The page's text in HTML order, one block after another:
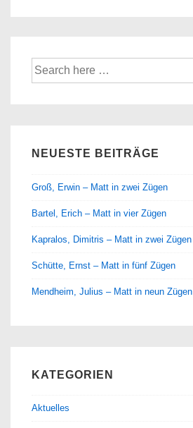
Suche
nach:
NEUESTE BEITRÄGE
Groß, Erwin – Matt in zwei Zügen
Bartel, Erich – Matt in vier Zügen
Kapralos, Dimitris – Matt in zwei Zügen
Schütte, Ernst – Matt in fünf Zügen
Mendheim, Julius – Matt in neun Zügen
KATEGORIEN
Aktuelles